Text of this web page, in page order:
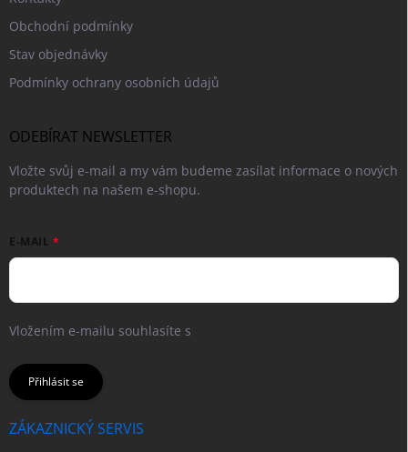
Obchodní podmínky
Stav objednávky
Podmínky ochrany osobních údajů
ODEBÍRAT NEWSLETTER
Vložte svůj e-mail a my vám budeme zasílat informace o nových
produktech na našem e-shopu.
E-MAIL
Vložením e-mailu souhlasíte s
Přihlásit se
ZÁKAZNICKÝ SERVIS